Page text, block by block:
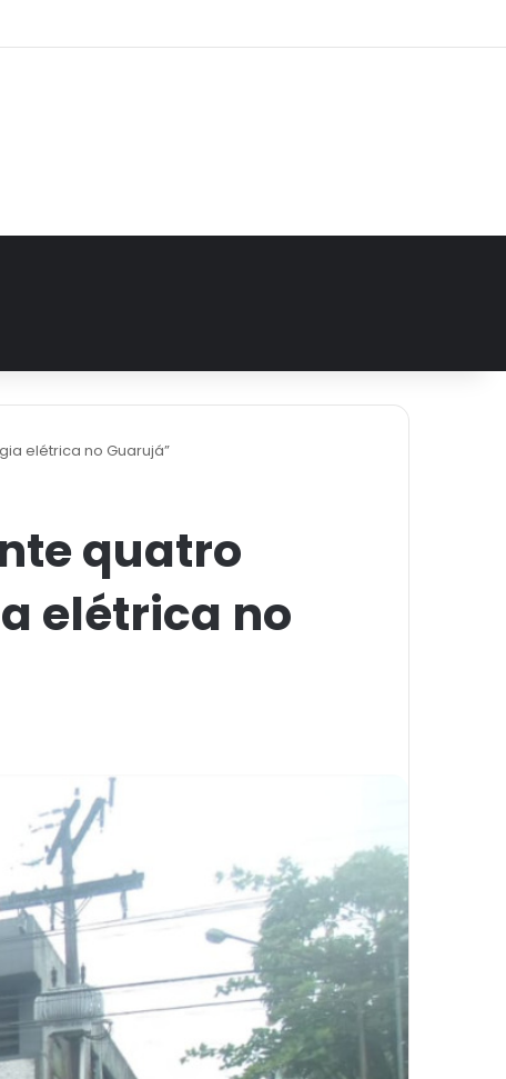
elétrica no Guarujá”
quatro
elétrica no